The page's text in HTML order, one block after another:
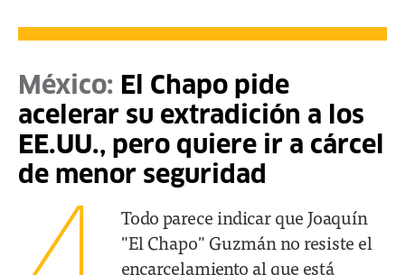
México: El Chapo pide
acelerar su extradición a los
EE.UU., pero quiere ir a cárcel
de menor seguridad
Todo parece indicar que Joaquín
"El Chapo" Guzmán no resiste el
encarcelamiento al que está